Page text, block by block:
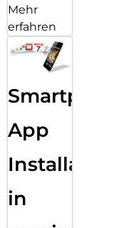
Mehr
erfahren
Smartphone
App
Installation
in